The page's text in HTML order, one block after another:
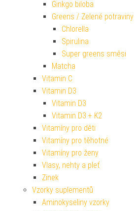
Ginkgo biloba
Greens / Zelené potraviny
Chlorella
Spirulina
Super greens směsi
Matcha
Vitamin C
Vitamin D3
Vitamin D3
Vitamin D3 + K2
Vitamíny pro děti
Vitamíny pro těhotné
Vitamíny pro ženy
Vlasy, nehty a pleť
Zinek
Vzorky suplementů
Aminokyseliny vzorky